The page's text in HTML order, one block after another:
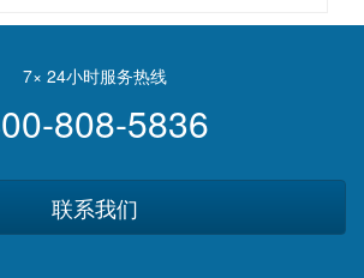
7× 24小时服务热线
808-5836
联系我们